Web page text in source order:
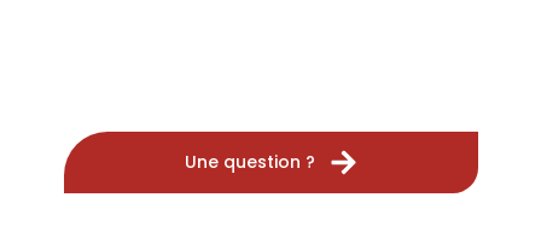
Une question ?